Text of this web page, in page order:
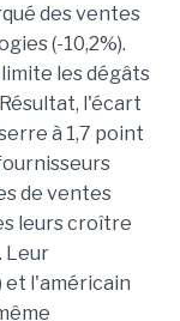
des ventes
(-10,2%).
les dégâts
l'écart
à 1,7 point
de ventes
leurs croître
Leur
et l'américain